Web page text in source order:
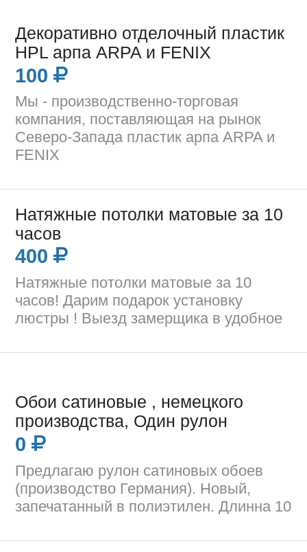
Декоративно отделочный пластик
HPL арпа ARPA и FENIX
100
Мы - производственно-торговая
компания, поставляющая на рынок
Северо-Запада пластик арпа ARPA и
FENIX
Натяжные потолки матовые за 10
часов
400
Натяжные потолки матовые за 10
часов! Дарим подарок установку
люстры ! Выезд замерщика в удобное
Обои сатиновые , немецкого
производства, Один рулон
0
Предлагаю рулон сатиновых обоев
(производство Германия). Новый,
запечатанный в полиэтилен. Длинна 10